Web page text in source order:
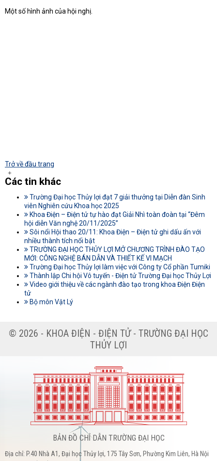
Một số hình ảnh của hội nghị.
Trở về đầu trang
Các tin khác
Trường Đại học Thủy lợi đạt 7 giải thưởng tại Diễn đàn Sinh
viên Nghiên cứu Khoa học 2025
Khoa Điện – Điện tử tự hào đạt Giải Nhì toàn đoàn tại “Đêm
hội diễn Văn nghệ 20/11/2025”
Sôi nổi Hội thao 20/11: Khoa Điện – Điện tử ghi dấu ấn với
nhiều thành tích nổi bật
TRƯỜNG ĐẠI HỌC THỦY LỢI MỞ CHƯƠNG TRÌNH ĐÀO TẠO
MỚI: CÔNG NGHỆ BÁN DẪN VÀ THIẾT KẾ VI MẠCH
Trường Đại học Thủy lợi làm việc với Công ty Cổ phần Tumiki
Thành lập Chi hội Vô tuyến - Điện tử Trường Đại học Thủy Lợi
Video giới thiệu về các ngành đào tạo trong khoa Điện Điện
tử
Bộ môn Vật Lý
© 2026 - KHOA ĐIỆN - ĐIỆN TỬ - TRƯỜNG ĐẠI HỌC
THỦY LỢI
BẢN ĐỒ CHỈ DẪN TRƯỜNG ĐẠI HỌC
Địa chỉ: P.40 Nhà A1, Đại học Thủy lợi, 175 Tây Sơn, Phường Kim Liên, Hà Nội